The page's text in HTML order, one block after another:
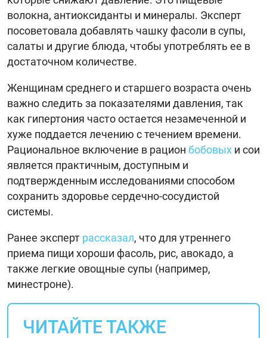
волокна, антиоксиданты и минералы. Эксперт
посоветовала добавлять чашку фасоли в супы,
салаты и другие блюда, чтобы употреблять ее в
достаточном количестве.
Женщинам среднего и старшего возраста очень
важно следить за показателями давления, так
как гипертония часто остается незамеченной и
хуже поддается лечению с течением времени.
Рациональное включение в рацион бобовых и сои
является практичным, доступным и
подтвержденным исследованиями способом
сохранить здоровье сердечно-сосудистой
системы.
Ранее эксперт рассказал, что для утреннего
приема пищи хороши фасоль, рис, авокадо, а
также легкие овощные супы (например,
минестроне).
ЧИТАЙТЕ ТАКЖЕ